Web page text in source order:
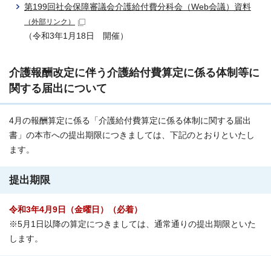
第199回社会保障審議会介護給付費分科会（Web会議）資料
（外部リンク）
（令和3年1月18日 開催）
介護報酬改定に伴う介護給付費算定に係る体制等に
関する届出について
4月の報酬算定に係る「介護給付費算定に係る体制に関する届出
書」の本市への提出期限につきましては、下記のとおりといたし
ます。
提出期限
令和3年4月9日（金曜日）（必着）
※5月1日以降の算定につきましては、通常通りの提出期限といた
します。